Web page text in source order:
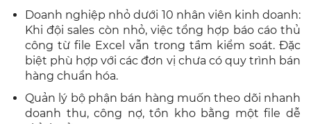
Doanh nghiệp nhỏ dưới 10 nhân viên kinh doanh:
Khi đội sales còn nhỏ, việc tổng hợp báo cáo thủ
công từ file Excel vẫn trong tầm kiểm soát. Đặc
biệt phù hợp với các đơn vị chưa có quy trình bán
hàng chuẩn hóa.
Quản lý bộ phận bán hàng muốn theo dõi nhanh
doanh thu, công nợ, tồn kho bằng một file dễ